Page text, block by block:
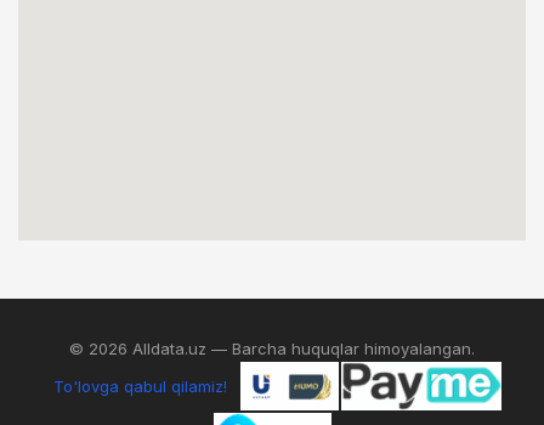
© 2026 Alldata.uz — Barcha huquqlar himoyalangan.
To'lovga qabul qilamiz!